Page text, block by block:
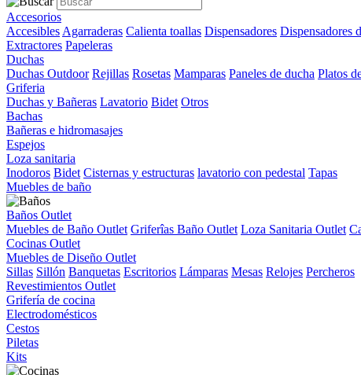
Accesorios
Accesibles Agarraderas Calienta toallas Dispensadores Dispensadores
Extractores Papeleras
Duchas
Duchas Outdoor Rejillas Rosetas Mamparas Paneles de ducha Platos
Griferia
Duchas y Bañeras Lavatorio Bidet Otros
Bachas
Bañeras e hidromasajes
Espejos
Loza sanitaria
Inodoros Bidet Cisternas y estructuras lavatorio con pedestal Tapas
Muebles de baño
Baños Outlet
Muebles de Baño Outlet Griferîas Baño Outlet Loza Sanitaria Outlet
Cocinas Outlet
Muebles de Diseño Outlet
Sillas Sillón Banquetas Escritorios Lámparas Mesas Relojes Percheros
Revestimientos Outlet
Grifería de cocina
Electrodomésticos
Cestos
Piletas
Kits